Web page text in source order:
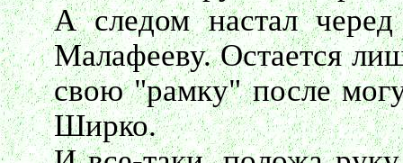
А следом настал
Малафееву. Остается
свою "рамку" после
Ширко.